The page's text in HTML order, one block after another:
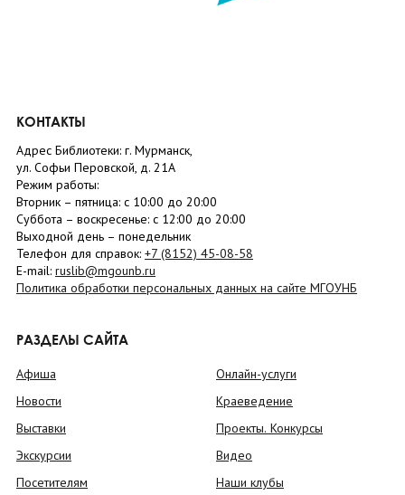
КОНТАКТЫ
Адрес Библиотеки: г. Мурманск,
ул. Софьи Перовской, д. 21А
Режим работы:
Вторник – пятница: с 10:00 до 20:00
Суббота – воскресенье: c 12:00 до 20:00
Выходной день – понедельник
Телефон для справок: +7 (8152) 45-08-58
E-mail: ruslib@mgounb.ru
Политика обработки персональных данных на сайте МГОУНБ
РАЗДЕЛЫ САЙТА
Афиша
Новости
Выставки
Экскурсии
Посетителям
Онлайн-услуги
Краеведение
Проекты. Конкурсы
Видео
Наши клубы